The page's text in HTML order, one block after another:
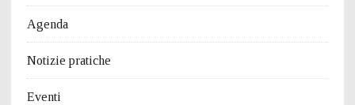
Agenda
Notizie pratiche
Eventi